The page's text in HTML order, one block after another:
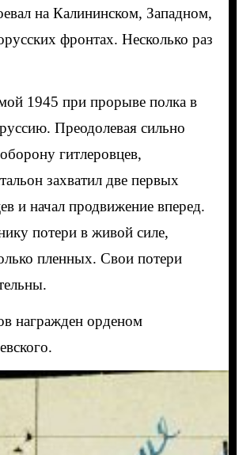
на Калининском, Западном,
фронтах. Несколько раз
1945 при прорыве полка в
Преодолевая сильно
гитлеровцев,
захватил две первых
и начал продвижение вперед.
потери в живой силе,
пленных. Свои потери
награжден орденом